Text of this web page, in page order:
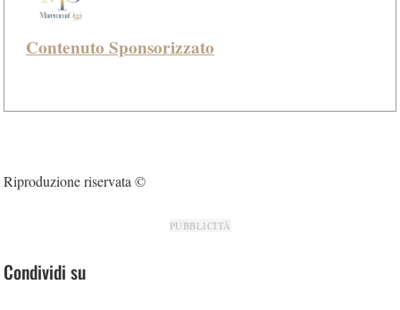
Contenuto Sponsorizzato
Riproduzione riservata ©
PUBBLICITÀ
Condividi su